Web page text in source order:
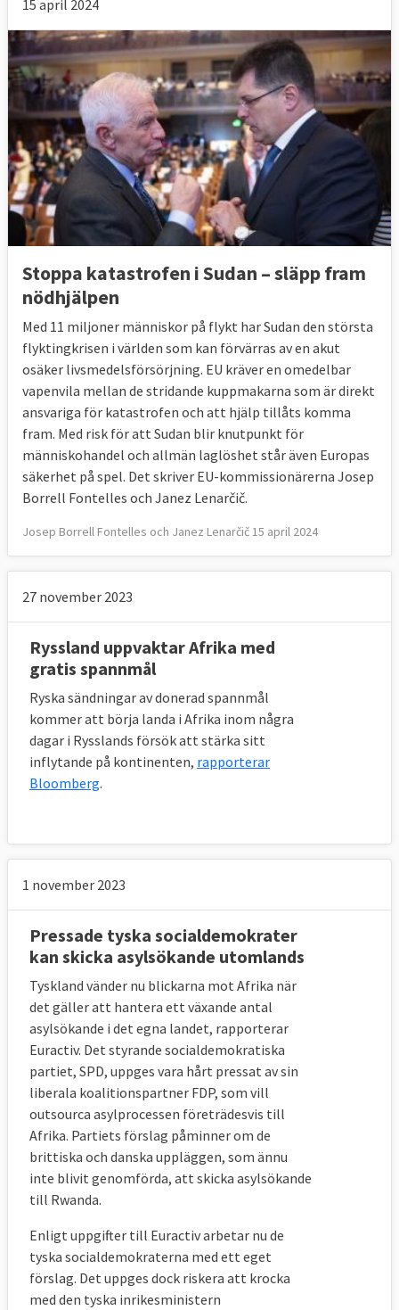
15 april 2024
Stoppa katastrofen i Sudan – släpp fram
nödhjälpen
Med 11 miljoner människor på flykt har Sudan den största
flyktingkrisen i världen som kan förvärras av en akut
osäker livsmedelsförsörjning. EU kräver en omedelbar
vapenvila mellan de stridande kuppmakarna som är direkt
ansvariga för katastrofen och att hjälp tillåts komma
fram. Med risk för att Sudan blir knutpunkt för
människohandel och allmän laglöshet står även Europas
säkerhet på spel. Det skriver EU-kommissionärerna Josep
Borrell Fontelles och Janez Lenarčič.
Josep Borrell Fontelles och Janez Lenarčič 15 april 2024
27 november 2023
Ryssland uppvaktar Afrika med
gratis spannmål
Ryska sändningar av donerad spannmål
kommer att börja landa i Afrika inom några
dagar i Rysslands försök att stärka sitt
inflytande på kontinenten, rapporterar
Bloomberg.
1 november 2023
Pressade tyska socialdemokrater
kan skicka asylsökande utomlands
Tyskland vänder nu blickarna mot Afrika när
det gäller att hantera ett växande antal
asylsökande i det egna landet, rapporterar
Euractiv. Det styrande socialdemokratiska
partiet, SPD, uppges vara hårt pressat av sin
liberala koalitionspartner FDP, som vill
outsourca asylprocessen företrädesvis till
Afrika. Partiets förslag påminner om de
brittiska och danska uppläggen, som ännu
inte blivit genomförda, att skicka asylsökande
till Rwanda.
Enligt uppgifter till Euractiv arbetar nu de
tyska socialdemokraterna med ett eget
förslag. Det uppges dock riskera att krocka
med den tyska inrikesministern